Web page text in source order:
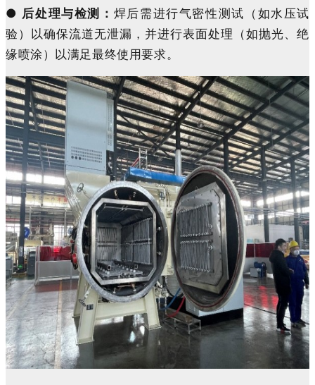
● 后处理与检测： 焊后需进行气密性测试（如水压试
验）以确保流道无泄漏，并进行表面处理（如抛光、绝
缘喷涂）以满足最终使用要求。